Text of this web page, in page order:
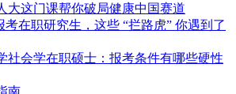
大这门课帮你破局健康中国赛道
考在职研究生，这些 “拦路虎” 你遇到了
社会学在职硕士：报考条件有哪些硬性